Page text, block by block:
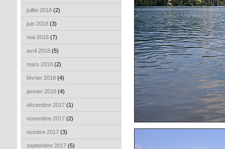
juillet 2018 (2)
juin 2018 (3)
mai 2018 (7)
avril 2018 (5)
mars 2018 (2)
février 2018 (4)
janvier 2018 (4)
décembre 2017 (1)
novembre 2017 (2)
octobre 2017 (3)
septembre 2017 (5)